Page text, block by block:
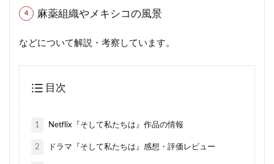
麻薬組織やメキシコの風景
などについて解説・考察しています。
目次
1 Netflix『そして私たちは』作品の情報
2 ドラマ『そして私たちは』感想・評価レビュー